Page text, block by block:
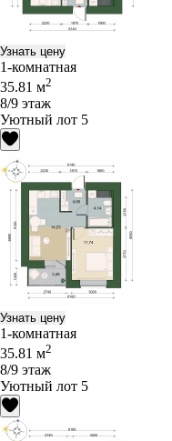
Узнать цену
1-комнатная
35.81 м2
8/9 этаж
Уютный лот 5
Узнать цену
1-комнатная
35.81 м2
8/9 этаж
Уютный лот 5